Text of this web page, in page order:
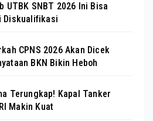
UTBK SNBT 2026 Ini Bisa
Diskualifikasi
CPNS 2026 Akan Dicek
BKN Bikin Heboh
Terungkap! Kapal Tanker
Makin Kuat